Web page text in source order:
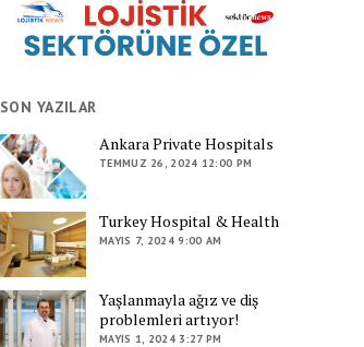
SON YAZILAR
Ankara Private Hospitals
TEMMUZ 26, 2024 12:00 PM
Turkey Hospital & Health
MAYIS 7, 2024 9:00 AM
Yaşlanmayla ağız ve diş
problemleri artıyor!
MAYIS 1, 2024 3:27 PM